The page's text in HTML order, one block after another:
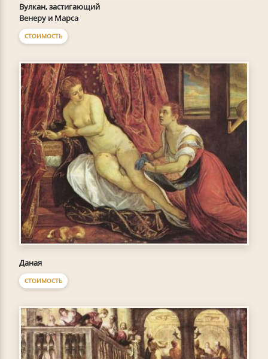
Вулкан, застигающий
Венеру и Марса
СТОИМОСТЬ
Даная
СТОИМОСТЬ